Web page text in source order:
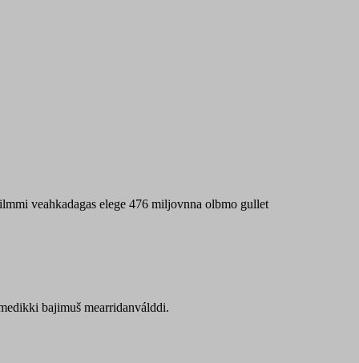
veahkadagas elege 476 miljovnna olbmo gullet
bajimuš mearridanválddi.